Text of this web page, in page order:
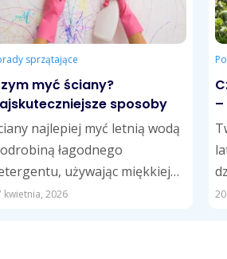
sprzątające
myć ściany?
sposoby
najlepiej myć letnią wodą
łagodnego
używając miękkiej
lub ściereczki z mikrofibry.
kwietnia, 2026